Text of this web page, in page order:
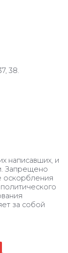
38.
написавших, и
Запрещено
оскорбления
за собой
.